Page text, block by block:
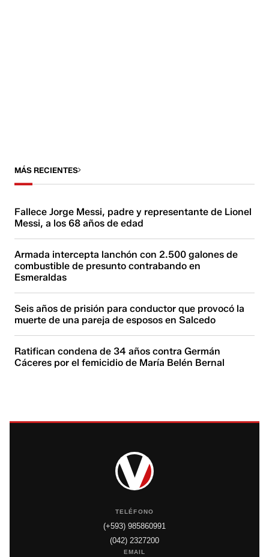
MÁS RECIENTES
Fallece Jorge Messi, padre y representante de Lionel
Messi, a los 68 años de edad
Armada intercepta lanchón con 2.500 galones de
combustible de presunto contrabando en
Esmeraldas
Seis años de prisión para conductor que provocó la
muerte de una pareja de esposos en Salcedo
Ratifican condena de 34 años contra Germán
Cáceres por el femicidio de María Belén Bernal
TELÉFONO
(+593) 985860991
(042) 2327200
EMAIL